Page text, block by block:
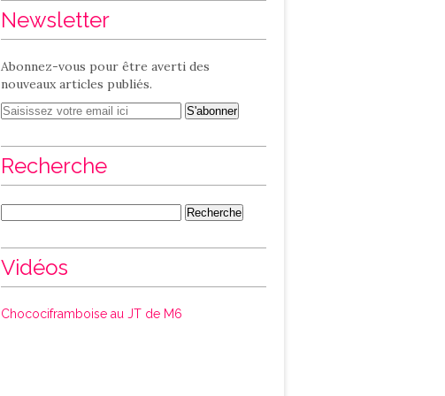
Newsletter
Abonnez-vous pour être averti des
nouveaux articles publiés.
Recherche
Vidéos
Chocociframboise au JT de M6